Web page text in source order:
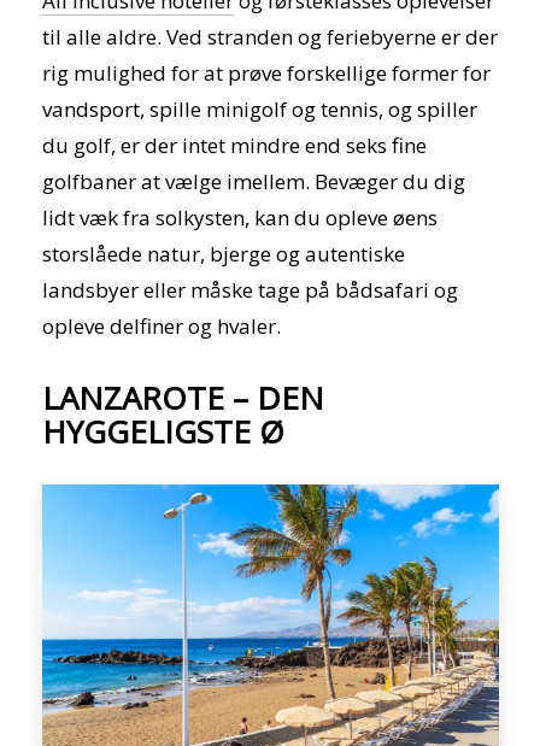
til alle aldre. Ved stranden og feriebyerne er der
rig mulighed for at prøve forskellige former for
vandsport, spille minigolf og tennis, og spiller
du golf, er der intet mindre end seks fine
golfbaner at vælge imellem. Bevæger du dig
lidt væk fra solkysten, kan du opleve øens
storslåede natur, bjerge og autentiske
landsbyer eller måske tage på bådsafari og
opleve delfiner og hvaler.
LANZAROTE – DEN
HYGGELIGSTE Ø